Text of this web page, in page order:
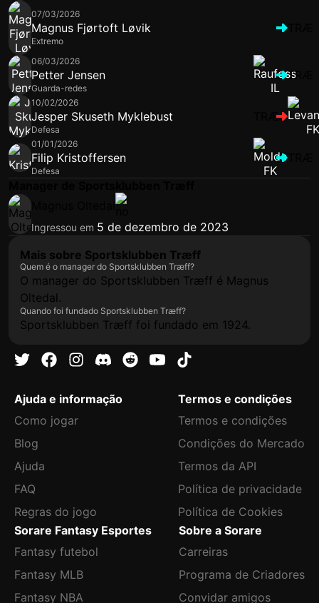
07/03/2026
Magnus Fjørtoft Løvik
Extremo
06/03/2026
Petter Jensen
Guarda-redes
TRÆ
10/02/2026
Jesper Skuseth Myklebust
Defesa
TRÆ
01/01/2026
Filip Kristoffersen
Defesa
Ingressou em 5 de dezembro de 2023
Mais sobre Sportsklubben Træff
Quem é o manager do Sportsklubben Træff?
O manager do Sportsklubben Træff é Magnus
Oltedal.
Quando foi fundado Sportsklubben Træff?
Sportsklubben Træff foi fundado em 1924.
Ajuda e informação
Como jogar
Blog
Ajuda
FAQ
Regras do jogo
Termos e condições
Termos e condições
Condições do Mercado
Termos da API
Política de privacidade
Política de Cookies
Sorare Fantasy Esportes
Fantasy futebol
Fantasy MLB
Fantasy NBA
Sobre a Sorare
Carreiras
Programa de Criadores
Convidar amigos